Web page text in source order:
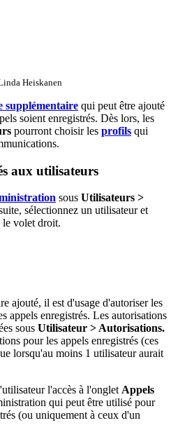
Heiskanen
supplémentaire ‍qui peut être ajouté
soient enregistrés. Dès lors, les
pourront choisir les profils qui
aux utilisateurs
sous Utilisateurs >
sélectionnez un utilisateur et
le volet droit.
ajouté, il est d'usage d'autoriser les
appels enregistrés. Les autorisations
sous Utilisateur > Autorisations.
pour les appels enregistrés (ces
lorsqu'au moins 1 utilisateur aurait
l'accès à l'onglet Appels
qui peut être utilisé pour
(ou uniquement à ceux d'un